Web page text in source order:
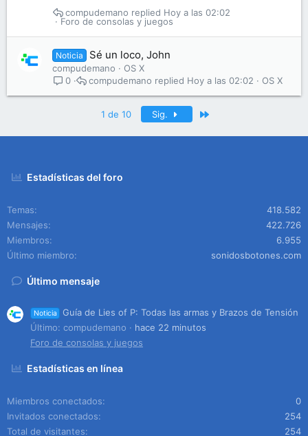
Foro de consolas y juegos
Hoy a las 02:02
compudemano
Noticia Sé un loco, John
compudemano
OS X
0
OS X
Hoy a las 02:02
compudemano
1 de 10 Sig.
Estadísticas del foro
Temas
418.582
Mensajes
422.726
Miembros
6.955
Último miembro
sonidosbotones.com
Último mensaje
Noticia
Guía de Lies of P: Todas las armas y Brazos de Tensión
Último: compudemano
hace 22 minutos
Foro de consolas y juegos
Estadísticas en línea
Miembros conectados
0
Invitados conectados
254
Total de visitantes
254